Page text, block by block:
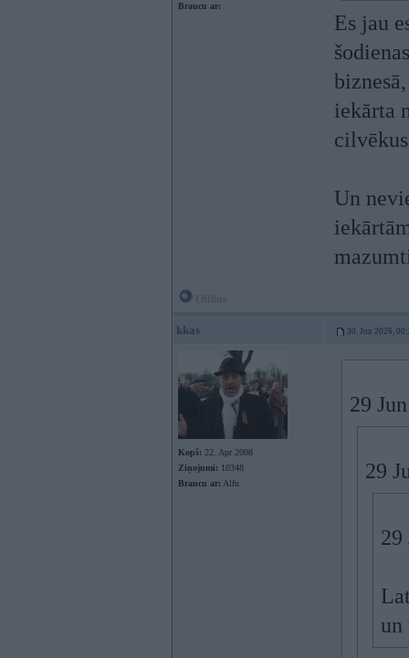
Braucu ar:
Es jau
iekārta
Un
kkas 30. Jun 2026,
Kopš: 22. Apr 2008
Ziņojumi: 10348
Braucu ar: Alfu
29
29
29
un